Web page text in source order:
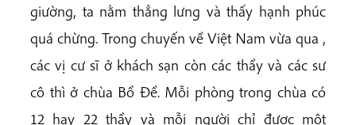
giường, ta nằm thẳng lưng và thấy hạnh phúc
quá chừng. Trong chuyến về Việt Nam vừa qua ,
các vị cư sĩ ở khách sạn còn các thầy và các sư
cô thì ở chùa Bồ Đề. Mỗi phòng trong chùa có
12 hay 22 thầy và mỗi người chỉ được một